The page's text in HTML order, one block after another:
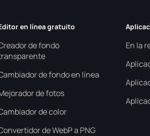
en línea gratuito
de fondo
de fondo en línea
de fotos
de color
de WebP a PNG
En la